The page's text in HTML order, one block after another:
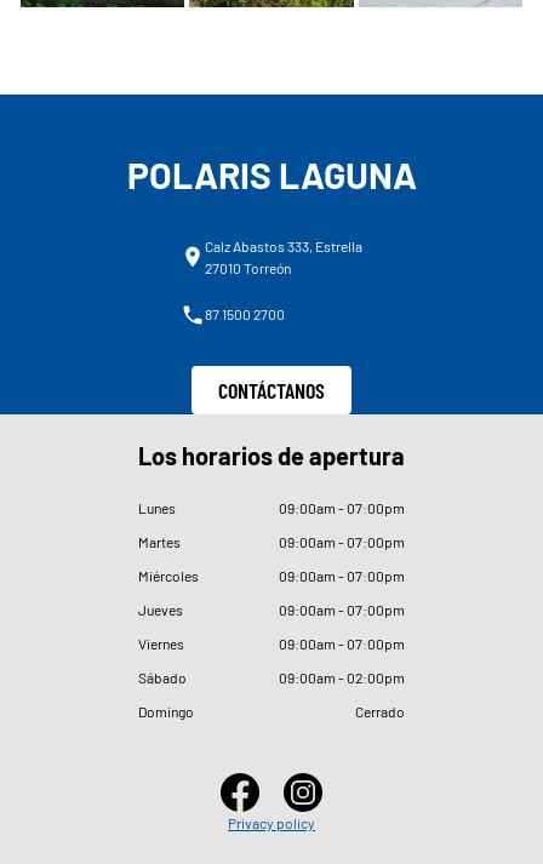
POLARIS LAGUNA
Calz Abastos 333, Estrella
27010 Torreón
87 1500 2700
CONTÁCTANOS
Los horarios de apertura
Lunes 09:00am - 07:00pm
Martes
09:00am - 07:00pm
Miércoles
09:00am - 07:00pm
Jueves
09:00am - 07:00pm
Viernes
09:00am - 07:00pm
Sábado
09:00am - 02:00pm
Domingo
Cerrado
Privacy policy